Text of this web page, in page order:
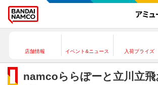
店舗情報 イベント&ニュース 入荷プライズ
namcoららぽーと立川立